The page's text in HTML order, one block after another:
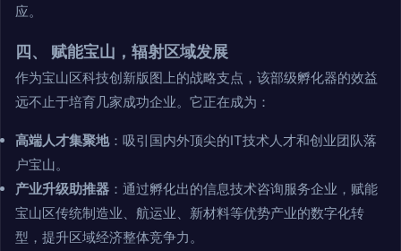
应。
四、 赋能宝山，辐射区域发展
作为宝山区科技创新版图上的战略支点，该部级孵化器的效益
远不止于培育几家成功企业。它正在成为：
高端人才集聚地：吸引国内外顶尖的IT技术人才和创业团队落
户宝山。
产业升级助推器 ：通过孵化出的信息技术咨询服务企业，赋能
宝山区传统制造业、航运业、新材料等优势产业的数字化转
型，提升区域经济整体竞争力。